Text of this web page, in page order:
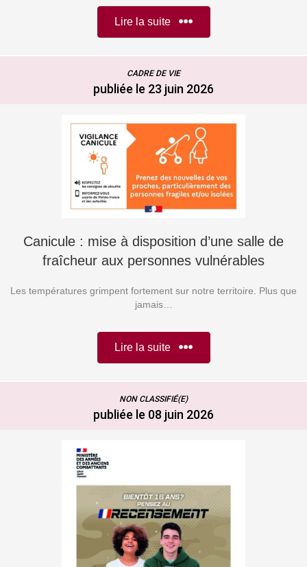
Lire la suite
CADRE DE VIE
publiée le 23 juin 2026
Canicule : mise à disposition d’une salle de
fraîcheur aux personnes vulnérables
Les températures grimpent fortement sur notre territoire. Plus que
jamais…
Lire la suite
NON CLASSIFIÉ(E)
publiée le 08 juin 2026